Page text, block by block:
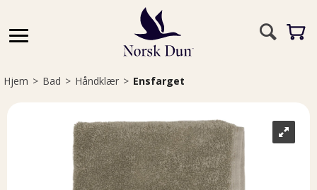
Hjem>Bad>Håndklær>Ensfarget